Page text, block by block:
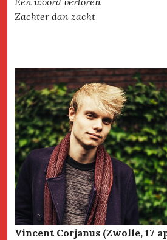
Zachter dan zacht
Vincent Corjanus (Zwolle, 17